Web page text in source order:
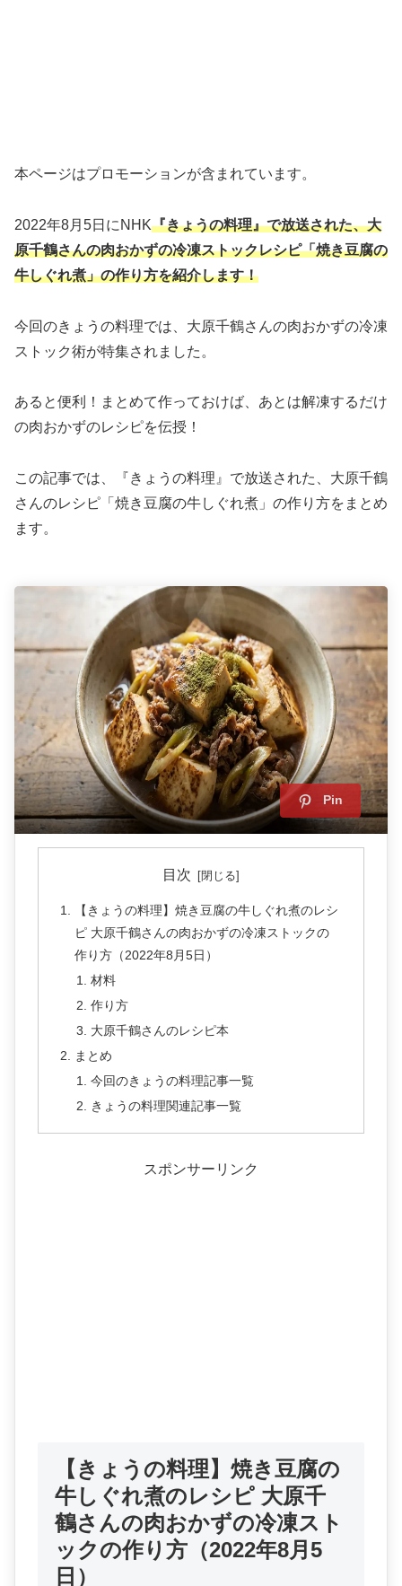
本ページはプロモーションが含まれています。
2022年8月5日にNHK『きょうの料理』で放送された、大
原千鶴さんの肉おかずの冷凍ストックレシピ「焼き豆腐の
牛しぐれ煮」の作り方を紹介します！
今回のきょうの料理では、大原千鶴さんの肉おかずの冷凍
ストック術が特集されました。
あると便利！まとめて作っておけば、あとは解凍するだけ
の肉おかずのレシピを伝授！
この記事では、『きょうの料理』で放送された、大原千鶴
さんのレシピ「焼き豆腐の牛しぐれ煮」の作り方をまとめ
ます。
Pin
目次
【きょうの料理】焼き豆腐の牛しぐれ煮のレシ
ピ 大原千鶴さんの肉おかずの冷凍ストックの
作り方（2022年8月5日）
材料
作り方
大原千鶴さんのレシピ本
まとめ
今回のきょうの料理記事一覧
きょうの料理関連記事一覧
スポンサーリンク
【きょうの料理】焼き豆腐の
牛しぐれ煮のレシピ 大原千
鶴さんの肉おかずの冷凍スト
ックの作り方（2022年8月5
日）